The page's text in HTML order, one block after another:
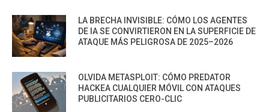
LA BRECHA INVISIBLE: CÓMO LOS AGENTES
DE IA SE CONVIRTIERON EN LA SUPERFICIE DE
ATAQUE MÁS PELIGROSA DE 2025–2026
OLVIDA METASPLOIT: CÓMO PREDATOR
HACKEA CUALQUIER MÓVIL CON ATAQUES
PUBLICITARIOS CERO-CLIC